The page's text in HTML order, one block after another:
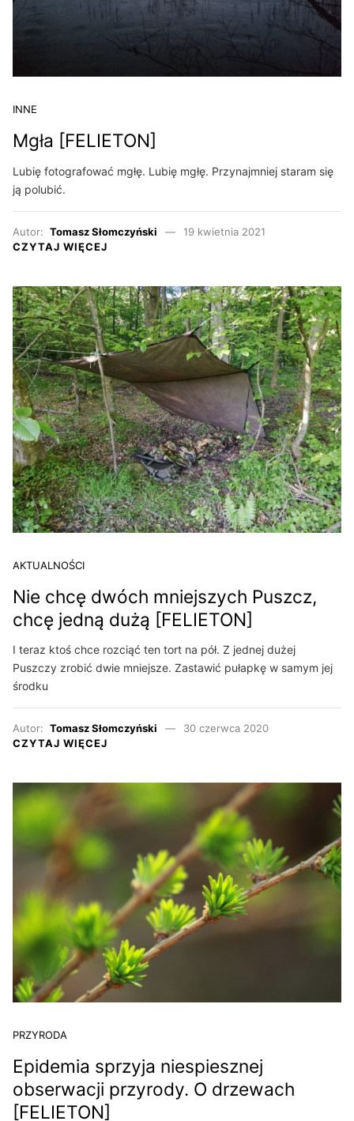
INNE
Mgła [FELIETON]
Lubię fotografować mgłę. Lubię mgłę. Przynajmniej staram się
ją polubić.
Autor: Tomasz Słomczyński
19 kwietnia 2021
CZYTAJ WIĘCEJ
AKTUALNOŚCI
Nie chcę dwóch mniejszych Puszcz,
chcę jedną dużą [FELIETON]
I teraz ktoś chce rozciąć ten tort na pół. Z jednej dużej
Puszczy zrobić dwie mniejsze. Zastawić pułapkę w samym jej
środku
Autor: Tomasz Słomczyński
30 czerwca 2020
CZYTAJ WIĘCEJ
PRZYRODA
Epidemia sprzyja niespiesznej
obserwacji przyrody. O drzewach
[FELIETON]